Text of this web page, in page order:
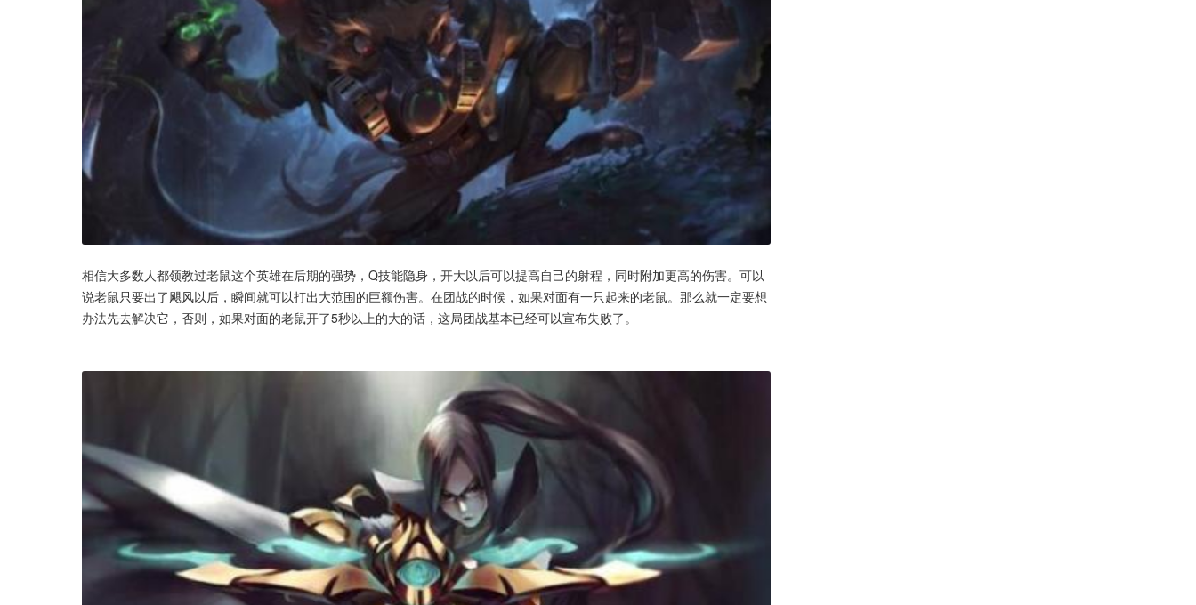
相信大多数人都领教过老鼠这个英雄在后期的强势，Q技能隐身，开大以后可以提高自己的射程，同时附加更高的伤害。可以
说老鼠只要出了飓风以后，瞬间就可以打出大范围的巨额伤害。在团战的时候，如果对面有一只起来的老鼠。那么就一定要想
办法先去解决它，否则，如果对面的老鼠开了5秒以上的大的话，这局团战基本已经可以宣布失败了。